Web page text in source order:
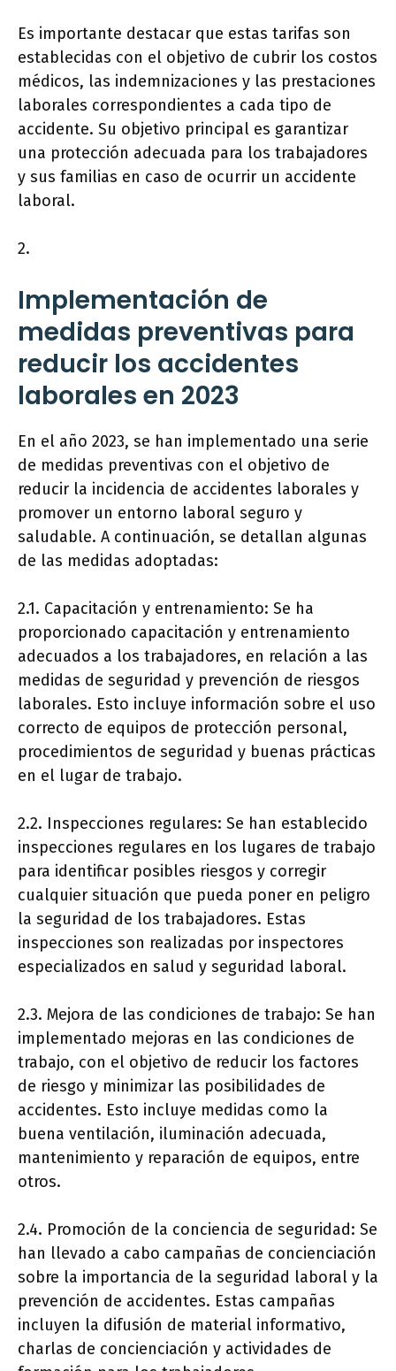
Es importante destacar que estas tarifas son
establecidas con el objetivo de cubrir los costos
médicos, las indemnizaciones y las prestaciones
laborales correspondientes a cada tipo de
accidente. Su objetivo principal es garantizar
una protección adecuada para los trabajadores
y sus familias en caso de ocurrir un accidente
laboral.
2.
Implementación de
medidas preventivas para
reducir los accidentes
laborales en 2023
En el año 2023, se han implementado una serie
de medidas preventivas con el objetivo de
reducir la incidencia de accidentes laborales y
promover un entorno laboral seguro y
saludable. A continuación, se detallan algunas
de las medidas adoptadas:
2.1. Capacitación y entrenamiento: Se ha
proporcionado capacitación y entrenamiento
adecuados a los trabajadores, en relación a las
medidas de seguridad y prevención de riesgos
laborales. Esto incluye información sobre el uso
correcto de equipos de protección personal,
procedimientos de seguridad y buenas prácticas
en el lugar de trabajo.
2.2. Inspecciones regulares: Se han establecido
inspecciones regulares en los lugares de trabajo
para identificar posibles riesgos y corregir
cualquier situación que pueda poner en peligro
la seguridad de los trabajadores. Estas
inspecciones son realizadas por inspectores
especializados en salud y seguridad laboral.
2.3. Mejora de las condiciones de trabajo: Se han
implementado mejoras en las condiciones de
trabajo, con el objetivo de reducir los factores
de riesgo y minimizar las posibilidades de
accidentes. Esto incluye medidas como la
buena ventilación, iluminación adecuada,
mantenimiento y reparación de equipos, entre
otros.
2.4. Promoción de la conciencia de seguridad: Se
han llevado a cabo campañas de concienciación
sobre la importancia de la seguridad laboral y la
prevención de accidentes. Estas campañas
incluyen la difusión de material informativo,
charlas de concienciación y actividades de